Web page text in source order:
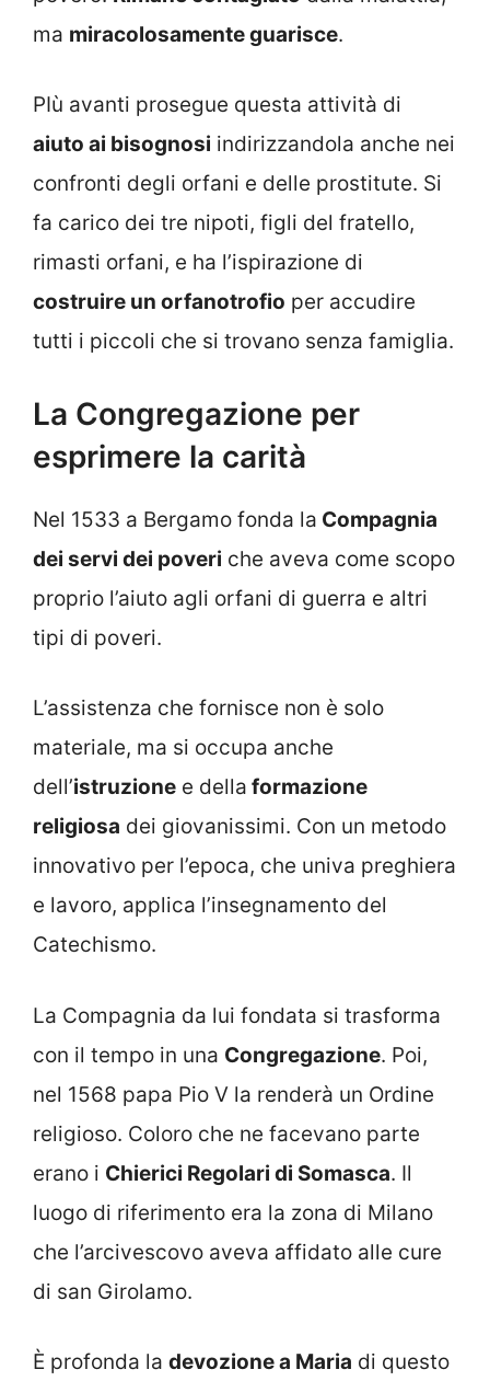
ma miracolosamente guarisce.
PIù avanti prosegue questa attività di
aiuto ai bisognosi indirizzandola anche nei
confronti degli orfani e delle prostitute. Si
fa carico dei tre nipoti, figli del fratello,
rimasti orfani, e ha l’ispirazione di
costruire un orfanotrofio per accudire
tutti i piccoli che si trovano senza famiglia.
La Congregazione per
esprimere la carità
Nel 1533 a Bergamo fonda la Compagnia
dei servi dei poveri che aveva come scopo
proprio l’aiuto agli orfani di guerra e altri
tipi di poveri.
L’assistenza che fornisce non è solo
materiale, ma si occupa anche
dell’istruzione e della formazione
religiosa dei giovanissimi. Con un metodo
innovativo per l’epoca, che univa preghiera
e lavoro, applica l’insegnamento del
Catechismo.
La Compagnia da lui fondata si trasforma
con il tempo in una Congregazione. Poi,
nel 1568 papa Pio V la renderà un Ordine
religioso. Coloro che ne facevano parte
erano i Chierici Regolari di Somasca. Il
luogo di riferimento era la zona di Milano
che l’arcivescovo aveva affidato alle cure
di san Girolamo.
È profonda la devozione a Maria di questo